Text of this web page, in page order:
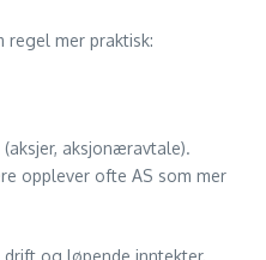
regel mer praktisk:
aksjonæravtale).
opplever ofte AS som mer